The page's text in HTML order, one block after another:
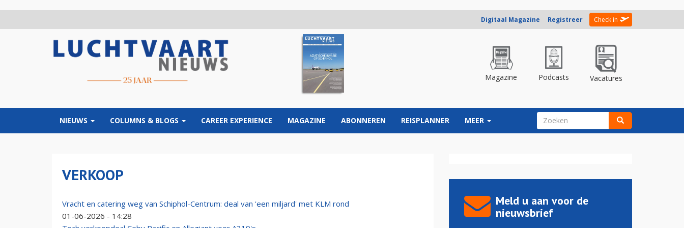
Digitaal Magazine Registreer Check in
Magazine Podcasts Vacatures
NIEUWS COLUMNS & BLOGS CAREER EXPERIENCE MAGAZINE ABONNEREN REISPLANNER MEER ZOEKVELD
VERKOOP
Vracht en catering weg van Schiphol-Centrum: deal van 'een miljard' met KLM rond
01-06-2026 - 14:28
Meld u aan voor de
nieuwsbrief